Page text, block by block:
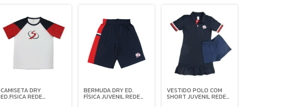
CAMISETA DRY
ED.FISICA REDE
BERMUDA DRY ED.
FÍSICA JUVENIL REDE
VESTIDO POLO COM
SHORT JUVENIL REDE